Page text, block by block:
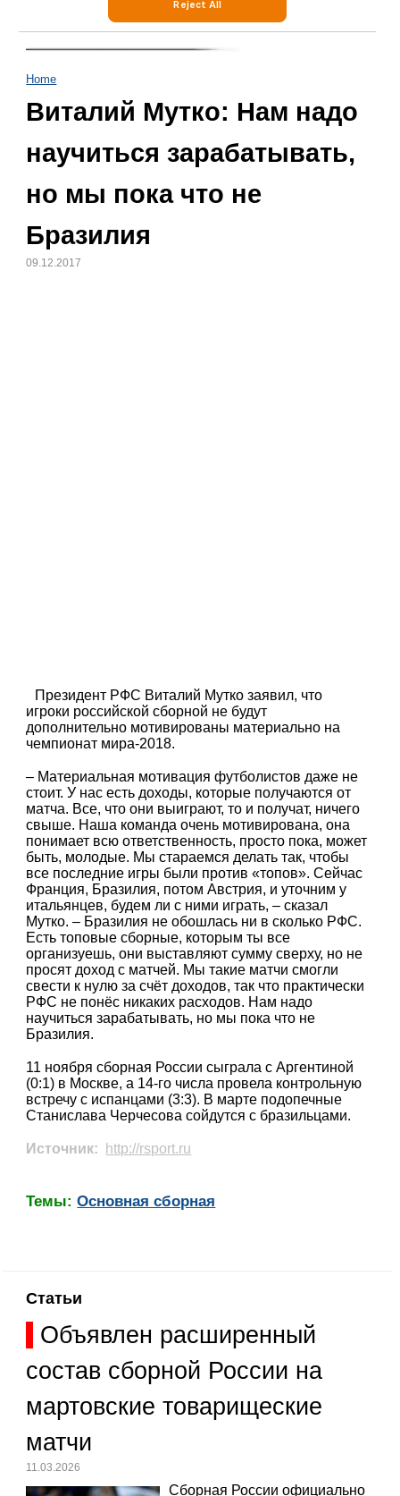
Home
Виталий Мутко: Нам надо
научиться зарабатывать,
но мы пока что не
Бразилия
09.12.2017
Президент РФС Виталий Мутко заявил, что
игроки российской сборной не будут
дополнительно мотивированы материально на
чемпионат мира-2018.
– Материальная мотивация футболистов даже не
стоит. У нас есть доходы, которые получаются от
матча. Все, что они выиграют, то и получат, ничего
свыше. Наша команда очень мотивирована, она
понимает всю ответственность, просто пока, может
быть, молодые. Мы стараемся делать так, чтобы
все последние игры были против «топов». Сейчас
Франция, Бразилия, потом Австрия, и уточним у
итальянцев, будем ли с ними играть, – сказал
Мутко. – Бразилия не обошлась ни в сколько РФС.
Есть топовые сборные, которым ты все
организуешь, они выставляют сумму сверху, но не
просят доход с матчей. Мы такие матчи смогли
свести к нулю за счёт доходов, так что практически
РФС не понёс никаких расходов. Нам надо
научиться зарабатывать, но мы пока что не
Бразилия.
11 ноября сборная России сыграла с Аргентиной
(0:1) в Москве, а 14-го числа провела контрольную
встречу с испанцами (3:3). В марте подопечные
Станислава Черчесова сойдутся с бразильцами.
Источник: http://rsport.ru
Темы:Основная сборная
Статьи
Объявлен расширенный
состав сборной России на
мартовские товарищеские
матчи
11.03.2026
Сборная России официально